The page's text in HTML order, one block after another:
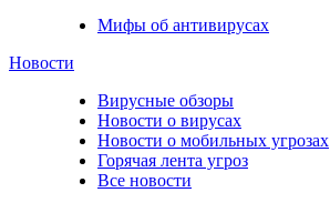
Мифы об антивирусах
Новости
Вирусные обзоры
Новости о вирусах
Новости о мобильных угрозах
Горячая лента угроз
Все новости